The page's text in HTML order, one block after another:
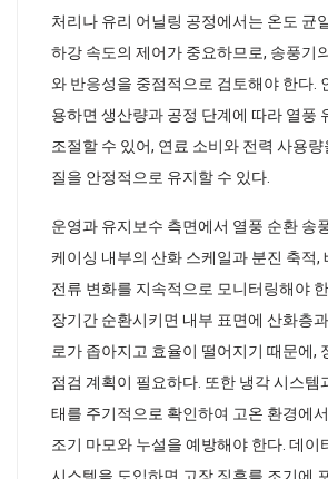
처리나 유리 어닐링 공정에서는 온도 균
하강 속도의 제어가 중요하므로, 송풍기
와 반응성을 중점적으로 검토해야 한다.
용하면 생산량과 공정 단계에 따라 열풍
조절할 수 있어, 연료 소비와 전력 사용
질을 안정적으로 유지할 수 있다.
운영과 유지보수 측면에서 열풍 순환 송
케이싱 내부의 산화 스케일과 분진 축적,
전류 변화를 지속적으로 모니터링해야
장기간 순환시키면 내부 표면에 산화층
로가 좁아지고 효율이 떨어지기 때문에,
점검 계획이 필요하다. 또한 냉각 시스템
태를 주기적으로 확인하여 고온 환경에
조기 마모와 누설을 예방해야 한다. 데이